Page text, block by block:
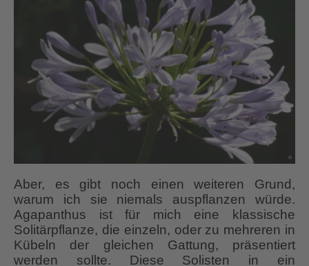
Aber, es gibt noch einen weiteren Grund,
warum ich sie niemals auspflanzen würde.
Agapanthus ist für mich eine klassische
Solitärpflanze, die einzeln, oder zu mehreren in
Kübeln der gleichen Gattung, präsentiert
werden sollte. Diese Solisten in ein